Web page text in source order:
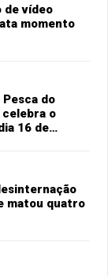
de vídeo
momento
do
o
16 de
matou quatro